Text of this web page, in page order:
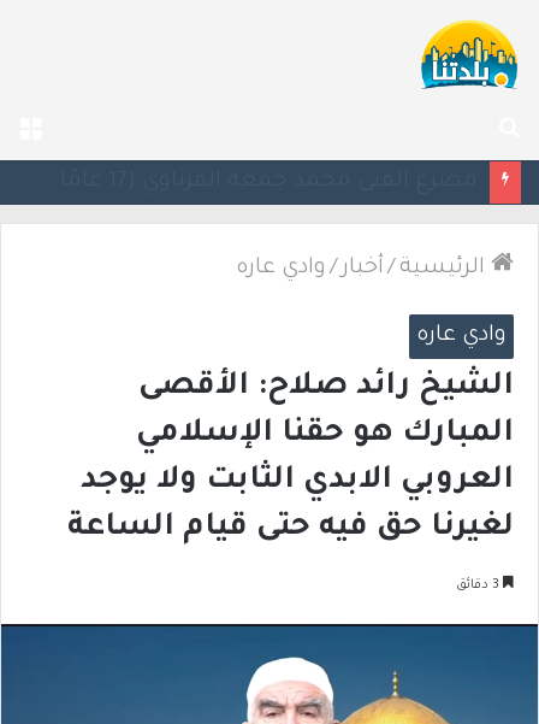
عن
الرئيسية / أخبار / وادي عاره
وادي عاره
الشيخ رائد صلاح: الأقصى
المبارك هو حقنا الإسلامي
العروبي الابدي الثابت ولا يوجد
لغيرنا حق فيه حتى قيام الساعة